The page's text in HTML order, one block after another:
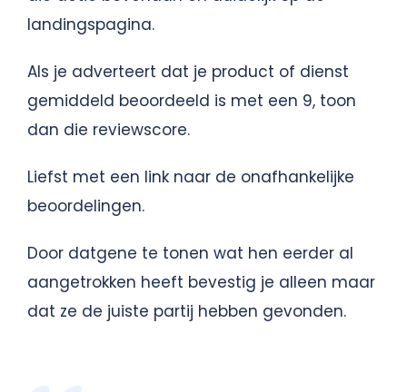
landingspagina.
Als je adverteert dat je product of dienst
gemiddeld beoordeeld is met een 9, toon
dan die reviewscore.
Liefst met een link naar de onafhankelijke
beoordelingen.
Door datgene te tonen wat hen eerder al
aangetrokken heeft bevestig je alleen maar
dat ze de juiste partij hebben gevonden.